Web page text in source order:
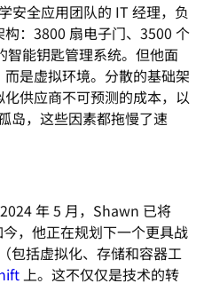
安全应用团队的 IT 经理，负
：3800 扇电子门、3500 个
智能钥匙管理系统。但他面
是虚拟环境。分散的基础架
供应商不可预测的成本，以
岛，这些因素都拖慢了速
年 5 月，Shawn 已将
，他正在规划下一个更具战
包括虚拟化、存储和容器工
上。这不仅仅是技术的转